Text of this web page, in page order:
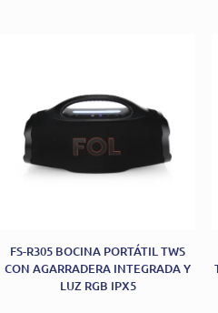
FS-R305 BOCINA PORTÁTIL TWS
CON AGARRADERA INTEGRADA Y
LUZ RGB IPX5